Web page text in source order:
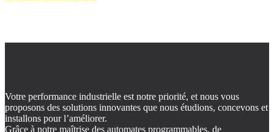
Votre performance industrielle est notre priorité, et nous vous
proposons des solutions innovantes que nous étudions, concevons et
installons pour l’améliorer.
Grâce à notre maîtrise des automates programmables, de